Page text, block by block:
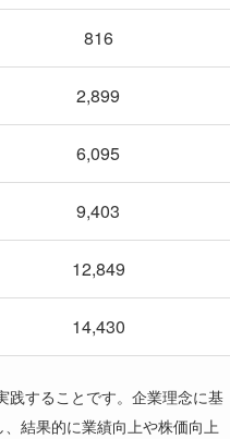
816
2,899
6,095
9,403
12,849
14,430
践することです。企業理念に基
結果的に業績向上や株価向上